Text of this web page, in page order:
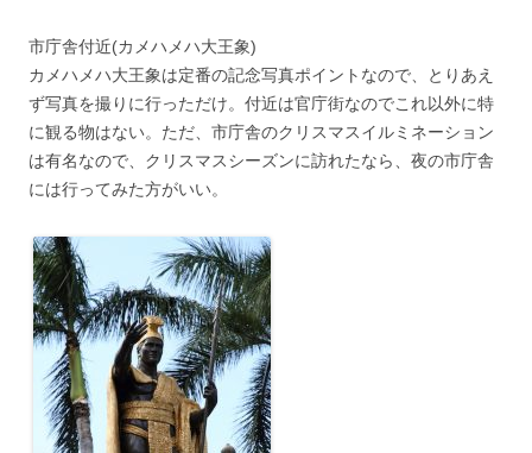
市庁舎付近(カメハメハ大王象)
カメハメハ大王象は定番の記念写真ポイントなので、とりあえ
ず写真を撮りに行っただけ。付近は官庁街なのでこれ以外に特
に観る物はない。ただ、市庁舎のクリスマスイルミネーション
は有名なので、クリスマスシーズンに訪れたなら、夜の市庁舎
には行ってみた方がいい。